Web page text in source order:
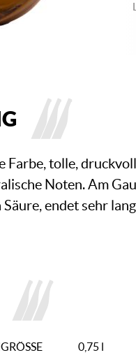
Farbe, tolle,
Noten. Am
endet sehr
0,75 l